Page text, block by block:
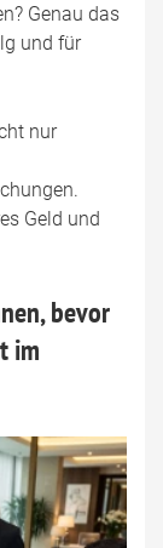
Genau das
und für
nur
Geld und
bevor
im